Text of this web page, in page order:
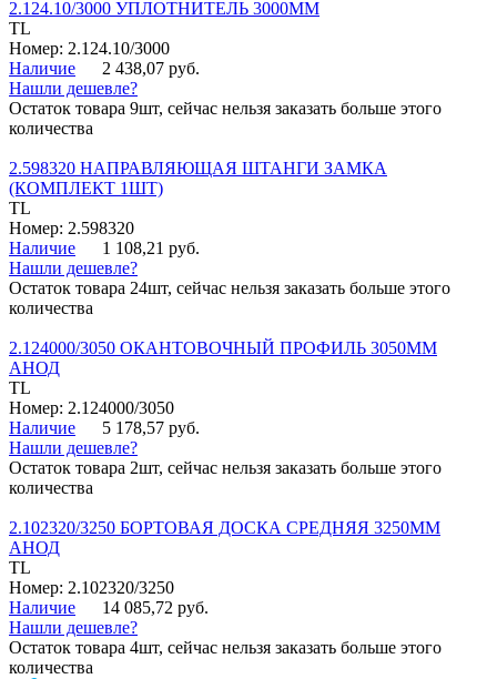
2.124.10/3000 УПЛОТНИТЕЛЬ 3000ММ
TL
Номер: 2.124.10/3000
Наличие
2 438,07 руб.
Нашли дешевле?
Остаток товара 9шт, сейчас нельзя заказать больше этого
количества
2.598320 НАПРАВЛЯЮЩАЯ ШТАНГИ ЗАМКА
(КОМПЛЕКТ 1ШТ)
TL
Номер: 2.598320
Наличие
1 108,21 руб.
Нашли дешевле?
Остаток товара 24шт, сейчас нельзя заказать больше этого
количества
2.124000/3050 ОКАНТОВОЧНЫЙ ПРОФИЛЬ 3050ММ
АНОД
TL
Номер: 2.124000/3050
Наличие
5 178,57 руб.
Нашли дешевле?
Остаток товара 2шт, сейчас нельзя заказать больше этого
количества
2.102320/3250 БОРТОВАЯ ДОСКА СРЕДНЯЯ 3250ММ
АНОД
TL
Номер: 2.102320/3250
Наличие
14 085,72 руб.
Нашли дешевле?
Остаток товара 4шт, сейчас нельзя заказать больше этого
количества